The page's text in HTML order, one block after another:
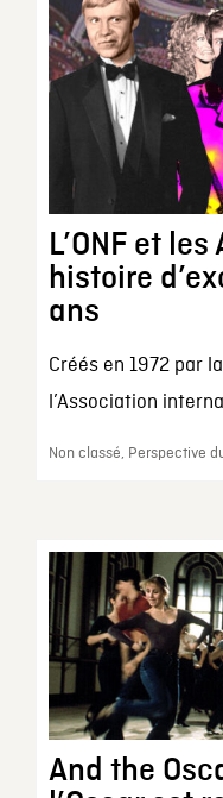
L’ONF et
histoire
ans
Créés en 1972 par
l’Association
Non classé, Perspective
And the